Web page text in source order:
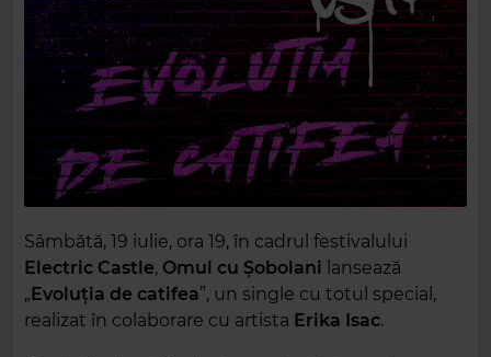
Sâmbătă, 19 iulie, ora 19, în cadrul festivalului
Electric Castle, Omul cu Șobolani lansează
„Evoluția de catifea”, un single cu totul special,
realizat în colaborare cu artista Erika Isac.